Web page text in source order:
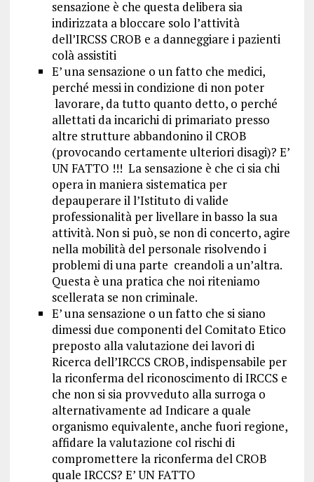
sensazione è che questa delibera sia
indirizzata a bloccare solo l’attività
dell’IRCSS CROB e a danneggiare i pazienti
colà assistiti
E’ una sensazione o un fatto che medici,
perché messi in condizione di non poter
lavorare, da tutto quanto detto, o perché
allettati da incarichi di primariato presso
altre strutture abbandonino il CROB
(provocando certamente ulteriori disagi)? E’
UN FATTO !!! La sensazione è che ci sia chi
opera in maniera sistematica per
depauperare il l’Istituto di valide
professionalità per livellare in basso la sua
attività. Non si può, se non di concerto, agire
nella mobilità del personale risolvendo i
problemi di una parte creandoli a un’altra.
Questa è una pratica che noi riteniamo
scellerata se non criminale.
E’ una sensazione o un fatto che si siano
dimessi due componenti del Comitato Etico
preposto alla valutazione dei lavori di
Ricerca dell’IRCCS CROB, indispensabile per
la riconferma del riconoscimento di IRCCS e
che non si sia provveduto alla surroga o
alternativamente ad Indicare a quale
organismo equivalente, anche fuori regione,
affidare la valutazione col rischi di
compromettere la riconferma del CROB
quale IRCCS? E’ UN FATTO